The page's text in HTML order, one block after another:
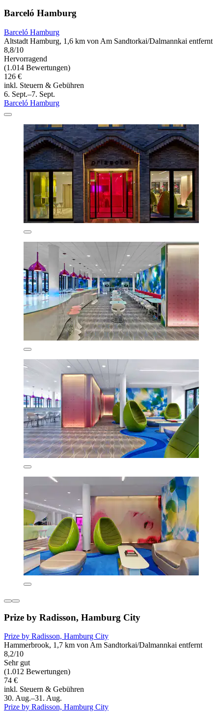
Barceló Hamburg
Barceló Hamburg
Altstadt Hamburg, 1,6 km von Am Sandtorkai/Dalmannkai entfernt
8,8/10
Hervorragend
(1.014 Bewertungen)
126 €
inkl. Steuern & Gebühren
6. Sept.–7. Sept.
Barceló Hamburg
Prize by Radisson, Hamburg City
Prize by Radisson, Hamburg City
Hammerbrook, 1,7 km von Am Sandtorkai/Dalmannkai entfernt
8,2/10
Sehr gut
(1.012 Bewertungen)
74 €
inkl. Steuern & Gebühren
30. Aug.–31. Aug.
Prize by Radisson, Hamburg City